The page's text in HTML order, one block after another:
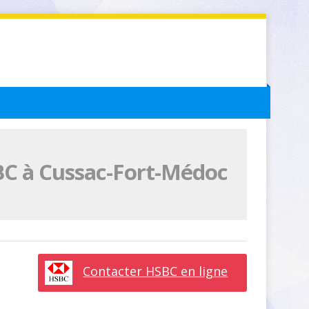
à Cussac-Fort-Médoc
Contacter HSBC en ligne